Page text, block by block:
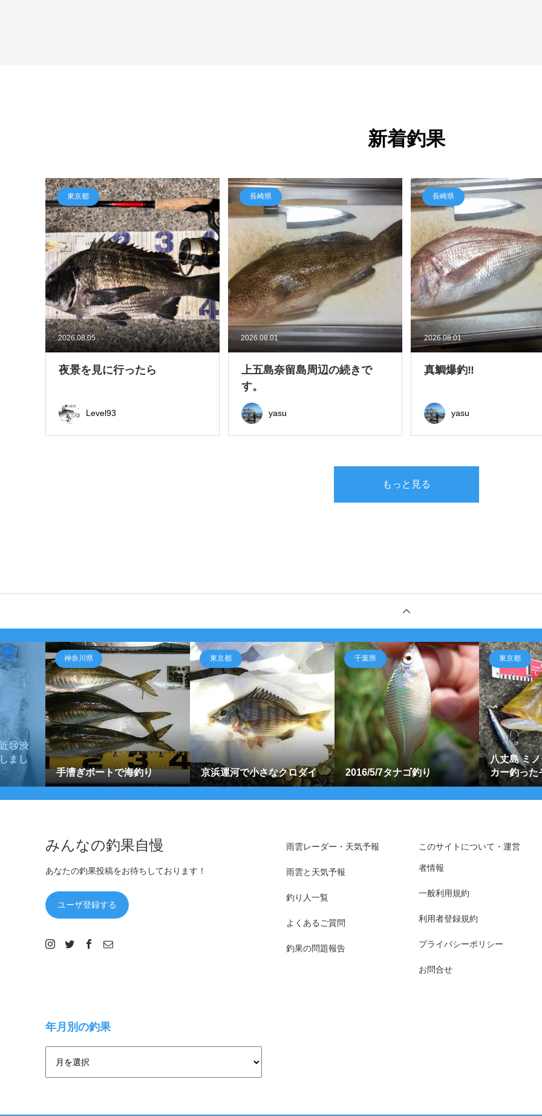
新着釣果
2026.08.05
東京都
夜景を見に行ったら
Level93
2026.08.01
長崎県
上五島奈留島周辺の続きで
す。
yasu
2026.08.01
長崎県
真鯛爆釣‼
yasu
もっと見る
😢渋
まし
神奈川県
手漕ぎボートで海釣り
東京都
京浜運河で小さなクロダイ
千葉県
2016/5/7タナゴ釣り
東京都
八丈島 ミ
カー釣った
みんなの釣果自慢
あなたの釣果投稿をお待ちしております！
ユーザ登録する
雨雲レーダー・天気予報
雨雲と天気予報
釣り人一覧
よくあるご質問
釣果の問題報告
このサイトについて・運営
者情報
一般利用規約
利用者登録規約
プライバシーポリシー
お問合せ
年月別の釣果